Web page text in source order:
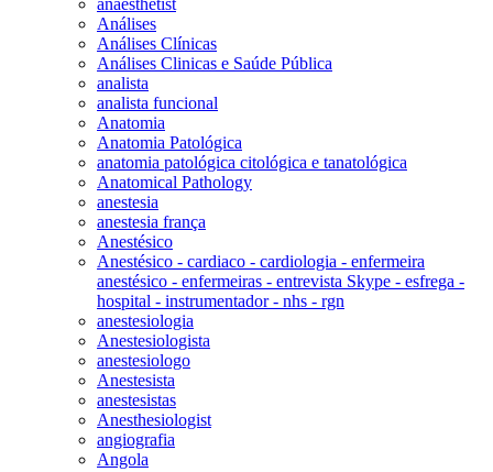
Análises
Análises Clínicas
Análises Clinicas e Saúde Pública
analista
analista funcional
Anatomia
Anatomia Patológica
anatomia patológica citológica e tanatológica
Anatomical Pathology
anestesia
anestesia frança
Anestésico
Anestésico - cardiaco - cardiologia - enfermeira
anestésico - enfermeiras - entrevista Skype - esfrega -
hospital - instrumentador - nhs - rgn
anestesiologia
Anestesiologista
anestesiologo
Anestesista
anestesistas
Anesthesiologist
angiografia
Angola